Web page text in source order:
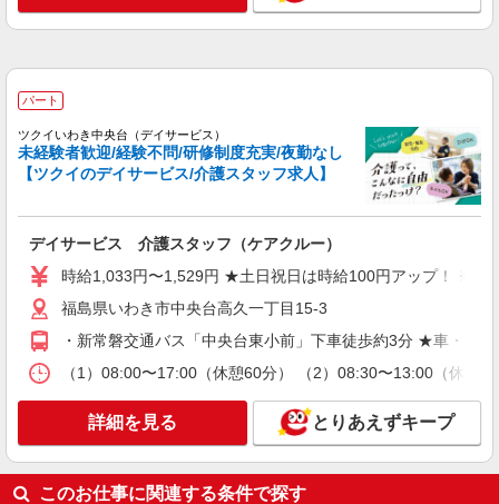
ロアの巡回など
いわき市 ≪最寄駅≫いわき駅
詳細を見る
派遣社員
株式会社kotrio /●SD-H-1975175
スタッフ！
時給1350円〜2062円 ＜日払い有/週払い有/交
通費全支給(ガソリン代含む)＞
キープ 詳細を見る
派遣社員
パート
ツクイいわき中央台（デイサービス）
未経験者歓迎/経験不問/研修制度充実/夜勤なし
【ツクイのデイサービス/介護スタッフ求人】
デイサービス 介護スタッフ（ケアクルー）
時給1,033円〜1,529円 ★土日祝日は時給100円アップ！ ※給
福島県いわき市中央台高久一丁目15-3
・新常磐交通バス「中央台東小前」下車徒歩約3分 ★車・バ
（1）08:00〜17:00（休憩60分） （2）08:30〜13:00（休
詳細を見る とりあえずキープ
このお仕事に関連する条件で探す